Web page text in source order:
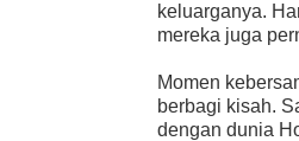
keluarganya.
mereka juga
Momen
berbagi kisah.
dengan dunia